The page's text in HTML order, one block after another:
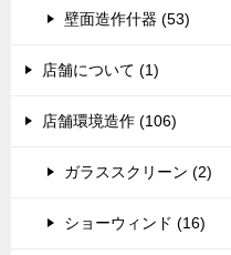
壁面造作什器 (53)
店舗について (1)
店舗環境造作 (106)
ガラススクリーン (2)
ショーウィンド (16)